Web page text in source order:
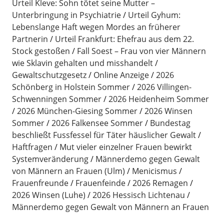
Urteil Kleve: Sohn tötet seine Mutter –
Unterbringung in Psychiatrie
Urteil Gyhum:
Lebenslange Haft wegen Mordes an früherer
Partnerin
Urteil Frankfurt: Ehefrau aus dem 22.
Stock gestoßen
Fall Soest – Frau von vier Männern
wie Sklavin gehalten und misshandelt
Gewaltschutzgesetz
Online Anzeige
2026
Schönberg in Holstein Sommer
2026 Villingen-
Schwenningen Sommer
2026 Heidenheim Sommer
2026 München-Giesing Sommer
2026 Winsen
Sommer
2026 Falkensee Sommer
Bundestag
beschließt Fussfessel für Täter häuslicher Gewalt
Haftfragen
Mut vieler einzelner Frauen bewirkt
Systemveränderung
Männerdemo gegen Gewalt
von Männern an Frauen (Ulm)
Menicismus
Frauenfreunde
Frauenfeinde
2026 Remagen
2026 Winsen (Luhe)
2026 Hessisch Lichtenau
Männerdemo gegen Gewalt von Männern an Frauen